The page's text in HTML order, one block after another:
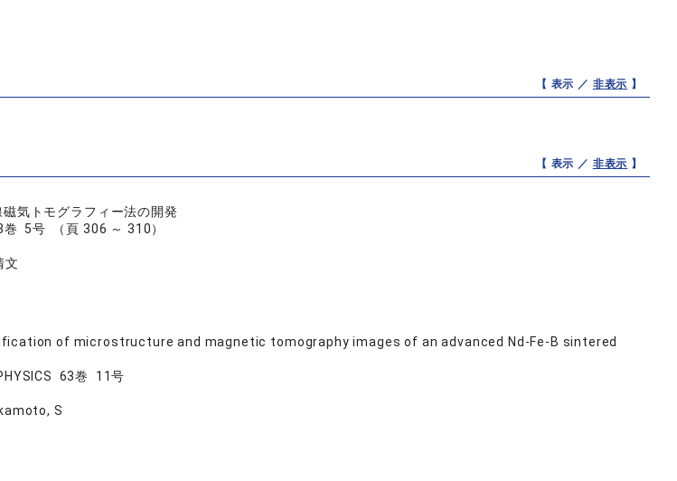
【 表示 ／ 非表示 】
【 表示 ／ 非表示 】
気トモグラフィー法の開発
5号 （頁 306 ～ 310）
文
of microstructure and magnetic tomography images of an advanced Nd-Fe-B sintered
63巻 11号
S